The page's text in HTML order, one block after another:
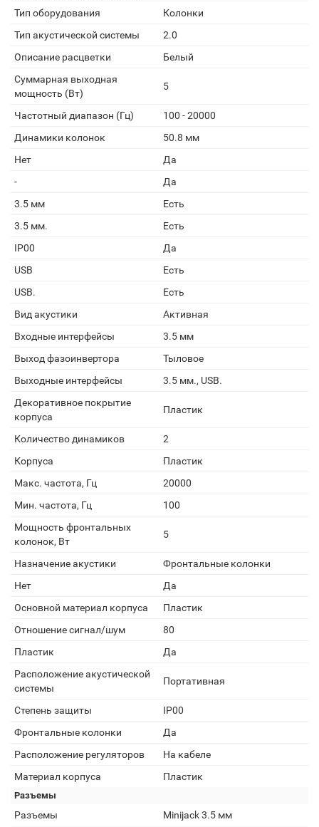
Тип оборудования
Колонки
Тип акустической системы
2.0
Описание расцветки
Белый
Суммарная выходная
мощность (Вт)
5
Частотный диапазон (Гц)
100 - 20000
Динамики колонок
50.8 мм
Нет
Да
-
Да
3.5 мм
Есть
3.5 мм.
Есть
IP00
Да
USB
Есть
USB.
Есть
Вид акустики
Активная
Входные интерфейсы
3.5 мм
Выход фазоинвертора
Тыловое
Выходные интерфейсы
3.5 мм., USB.
Декоративное покрытие
корпуса
Пластик
Количество динамиков
2
Корпуса
Пластик
Макс. частота, Гц
20000
Мин. частота, Гц
100
Мощность фронтальных
колонок, Вт
5
Назначение акустики
Фронтальные колонки
Нет
Да
Основной материал корпуса
Пластик
Отношение сигнал/шум
80
Пластик
Да
Расположение акустической
системы
Портативная
Степень защиты
IP00
Фронтальные колонки
Да
Расположение регуляторов
На кабеле
Материал корпуса
Пластик
Разъемы
Разъемы Minijack 3.5 мм